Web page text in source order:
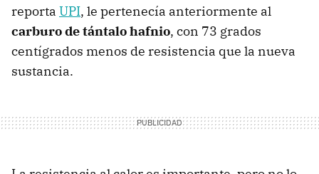
reporta UPI, le pertenecía anteriormente al
carburo de tántalo hafnio, con 73 grados
centígrados menos de resistencia que la nueva
sustancia.